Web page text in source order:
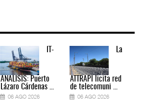
IT-
ANÁLISIS: Puerto
Lázaro Cárdenas ...
06 AGO 2026
La
ATTRAPI licita red
de telecomuni ...
06 AGO 2026